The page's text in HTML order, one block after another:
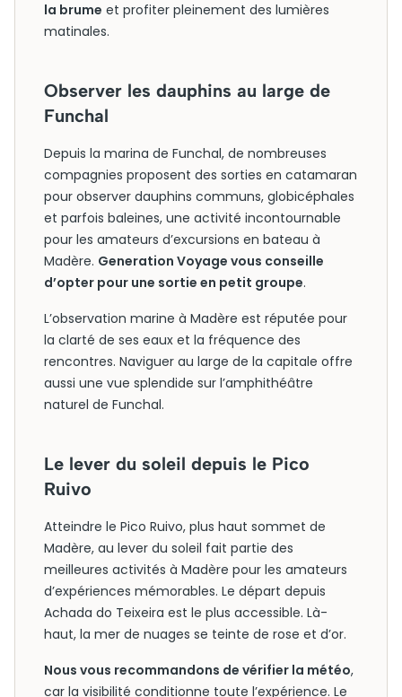
la brume et profiter pleinement des lumières
matinales.
Observer les dauphins au large de
Funchal
Depuis la marina de Funchal, de nombreuses
compagnies proposent des sorties en catamaran
pour observer dauphins communs, globicéphales
et parfois baleines, une activité incontournable
pour les amateurs d’excursions en bateau à
Madère. Generation Voyage vous conseille
d’opter pour une sortie en petit groupe.
L’observation marine à Madère est réputée pour
la clarté de ses eaux et la fréquence des
rencontres. Naviguer au large de la capitale offre
aussi une vue splendide sur l’amphithéâtre
naturel de Funchal.
Le lever du soleil depuis le Pico
Ruivo
Atteindre le Pico Ruivo, plus haut sommet de
Madère, au lever du soleil fait partie des
meilleures activités à Madère pour les amateurs
d’expériences mémorables. Le départ depuis
Achada do Teixeira est le plus accessible. Là-
haut, la mer de nuages se teinte de rose et d’or.
Nous vous recommandons de vérifier la météo,
car la visibilité conditionne toute l’expérience. Le